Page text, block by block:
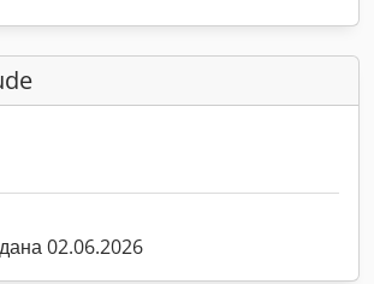
02.06.2026